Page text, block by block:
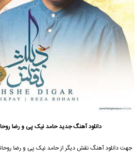
دانلود آهنگ جدیدحامد نیک پی و رضا
جهت دانلود آهنگ نقش دیگر ازحامد نیک پی ورضا